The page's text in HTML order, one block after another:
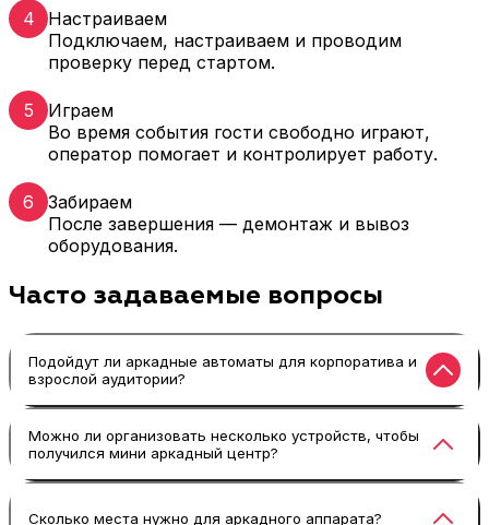
4
Настраиваем
Подключаем, настраиваем и проводим
проверку перед стартом.
5
Играем
Во время события гости свободно играют,
оператор помогает и контролирует работу.
6
Забираем
После завершения — демонтаж и вывоз
оборудования.
Часто задаваемые вопросы
Подойдут ли аркадные автоматы для корпоратива и
взрослой аудитории?
Да — аркадные автоматы как раз и цепляют
взрослую аудиторию за счёт ностальгии по 80–
90-м, а молодёжь — за счёт динамики и
Можно ли организовать несколько устройств, чтобы
получился мини аркадный центр?
Конечно. Если вы хотите эффект аркадного
Сколько места нужно для аркадного аппарата?